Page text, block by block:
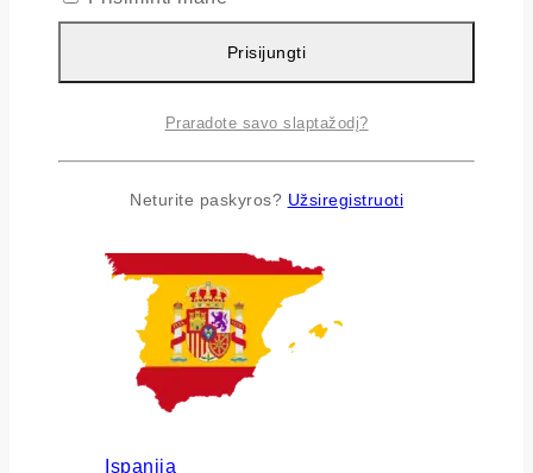
Airija
Ispanija
Prisijungti
Praradote savo slaptažodį?
Neturite paskyros? Užsiregistruoti